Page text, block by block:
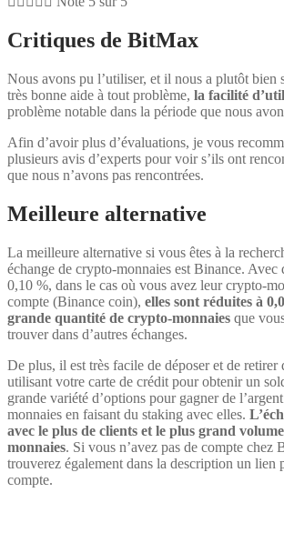
Critiques de BitMax
Nous avons pu l’utiliser, et il nous a plutôt bien
très bonne aide à tout problème, la facilité
problème notable dans la période que nous
Afin d’avoir plus d’évaluations, je vous
plusieurs avis d’experts pour voir s’ils ont
que nous n’avons pas rencontrées.
Meilleure alternative
La meilleure alternative si vous êtes à la
échange de crypto-monnaies est Binance. Avec
0,10 %, dans le cas où vous avez leur crypto-
compte (Binance coin), elles sont réduites à
grande quantité de crypto-monnaies que
trouver dans d’autres échanges.
De plus, il est très facile de déposer et de retirer
utilisant votre carte de crédit pour obtenir un
grande variété d’options pour gagner de
monnaies en faisant du staking avec elles.
avec le plus de clients et le plus grand
monnaies. Si vous n’avez pas de compte chez
trouverez également dans la description un lien
compte.